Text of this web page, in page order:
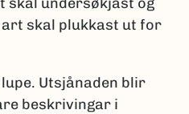
skal plukkast ut for
Utsjånaden blir
beskrivingar i